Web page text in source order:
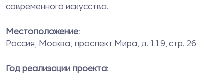
современного искусства.
Местоположение:
Россия, Москва, проспект Мира, д. 119, стр. 26
Год реализации проекта: